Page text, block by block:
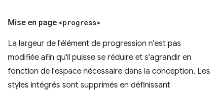
Mise en page <progress>
La largeur de l'élément de progression n'est pas
modifiée afin qu'il puisse se réduire et s'agrandir en
fonction de l'espace nécessaire dans la conception. Les
styles intégrés sont supprimés en définissant